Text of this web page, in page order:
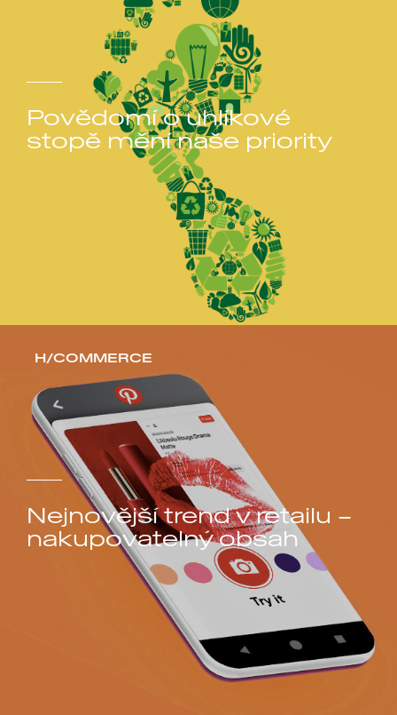
Povědomí o uhlíkové
stopě mění naše priority
H/COMMERCE
Nejnovější trend v retailu –
nakupovatelný obsah